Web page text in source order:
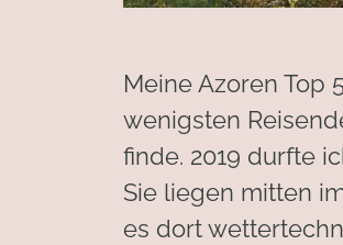
Meine Azoren Top
wenigsten
finde. 2019 durfte
Sie liegen mitten
es dort